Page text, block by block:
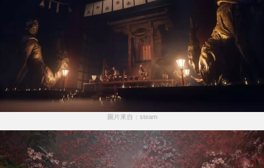
圖片來自：steam